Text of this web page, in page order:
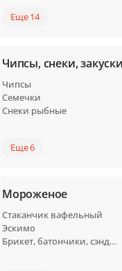
Еще 14
Чипсы, снеки,
Чипсы
Семечки
Снеки рыбные
Еще 6
Мороженое
Стаканчик вафельный
Эскимо
Брикет, батончики, сэндвичи